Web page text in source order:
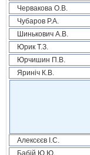
Червакова О.В.
Чубаров Р.А.
Шинькович А.В.
Юрик Т.З.
Юрчишин П.В.
Яриніч К.В.
Алексєєв І.С.
Бабій Ю.Ю.